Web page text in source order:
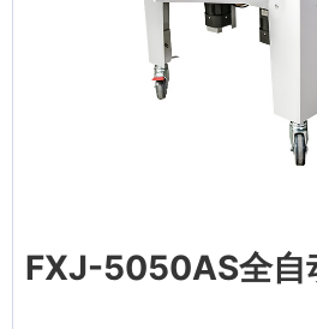
FXJ-5050AS全自